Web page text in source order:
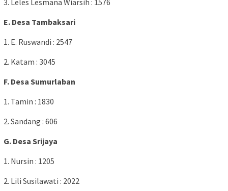
E. Desa Tambaksari
1. E. Ruswandi : 2547
2. Katam : 3045
F. Desa Sumurlaban
1. Tamin : 1830
2. Sandang : 606
G. Desa Srijaya
1. Nursin : 1205
2. Lili Susilawati : 2022